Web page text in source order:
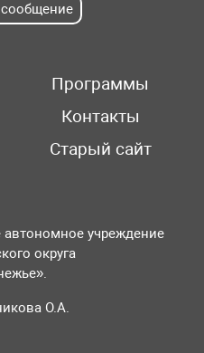
Программы
Контакты
Старый сайт
учреждение
округа
О.А.